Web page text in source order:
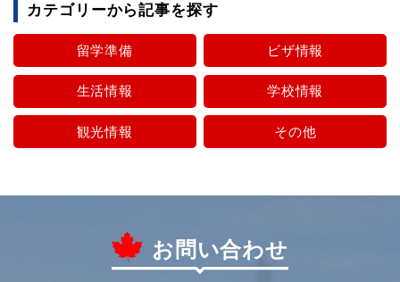
カテゴリーから記事を探す
留学準備 ビザ情報
生活情報 学校情報
観光情報 その他
お問い合わせ